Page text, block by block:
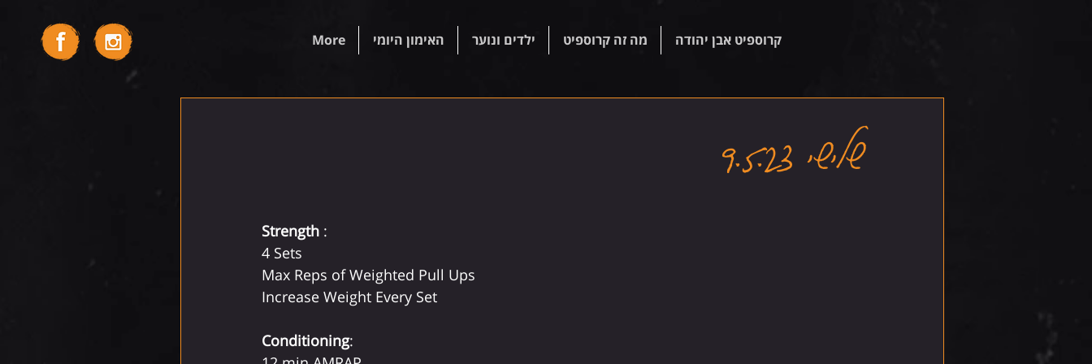
קרוספיט אבן יהודה מה זה קרוספיט ילדים ונוער האימון היומי More
שלישי 9.5.23
Strength :
4 Sets
Max Reps of Weighted Pull Ups
Increase Weight Every Set
Conditioning: